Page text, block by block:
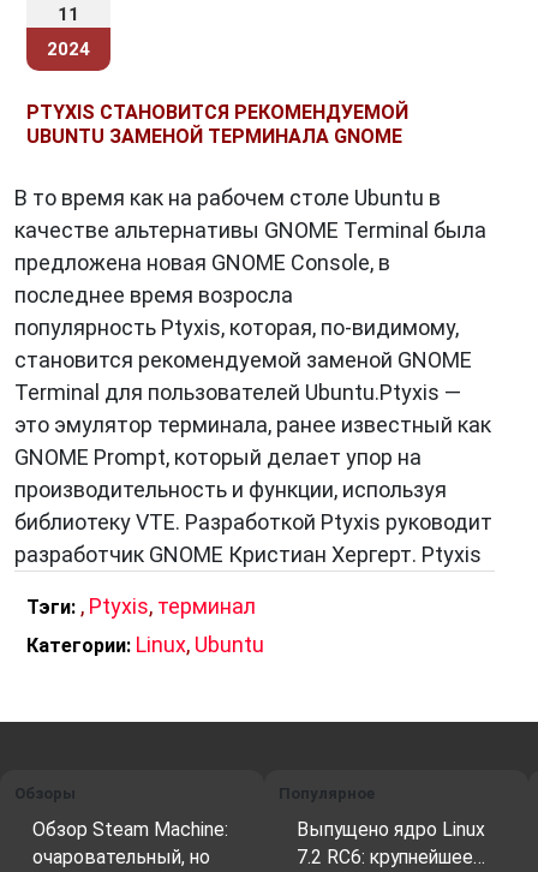
11
2024
PTYXIS СТАНОВИТСЯ РЕКОМЕНДУЕМОЙ
UBUNTU ЗАМЕНОЙ ТЕРМИНАЛА GNOME
В то время как на рабочем столе Ubuntu в
качестве альтернативы GNOME Terminal была
предложена новая GNOME Console, в
последнее время возросла
популярность Ptyxis, которая, по-видимому,
становится рекомендуемой заменой GNOME
Terminal для пользователей Ubuntu.Ptyxis —
это эмулятор терминала, ранее известный как
GNOME Prompt, который делает упор на
производительность и функции, используя
библиотеку VTE. Разработкой Ptyxis руководит
разработчик GNOME Кристиан Хергерт. Ptyxis
Тэги: , Ptyxis, терминал
Категории: Linux, Ubuntu
Обзоры
Обзор Steam Machine:
очаровательный, но
Популярное
Выпущено ядро Linux
7.2 RC6: крупнейшее…